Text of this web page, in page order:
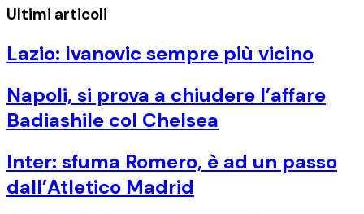
Ultimi articoli
Lazio: Ivanovic sempre più vicino
Napoli, si prova a chiudere l’affare
Badiashile col Chelsea
Inter: sfuma Romero, è ad un passo
dall’Atletico Madrid